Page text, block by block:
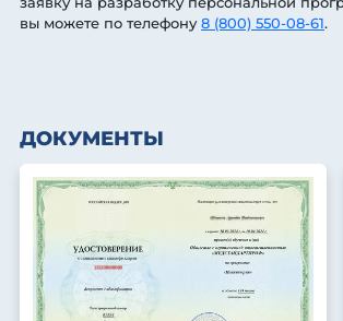
вы можете по телефону8 (800) 550-08-61.
ДОКУМЕНТЫ